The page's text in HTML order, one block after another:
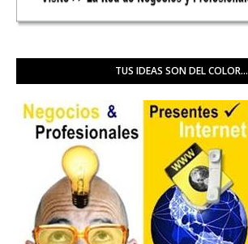
TUS IDEAS SON DEL COLOR...